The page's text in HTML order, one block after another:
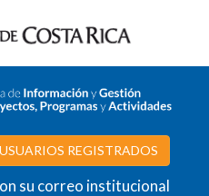
USUARIOS REGISTRADOS
su correo institucional